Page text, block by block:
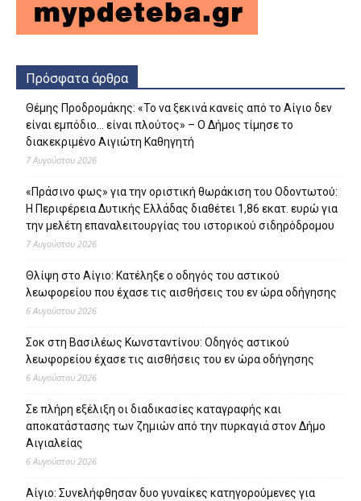
Πρόσφατα άρθρα
Θέμης Προδρομάκης: «Το να ξεκινά κανείς από το Αίγιο δεν
είναι εμπόδιο… είναι πλούτος» – O Δήμος τίμησε το
διακεκριμένο Αιγιώτη Καθηγητή
7 Αυγούστου 2026
«Πράσινο φως» για την οριστική θωράκιση του Οδοντωτού:
Η Περιφέρεια Δυτικής Ελλάδας διαθέτει 1,86 εκατ. ευρώ για
την μελέτη επαναλειτουργίας του ιστορικού σιδηρόδρομου
7 Αυγούστου 2026
Θλίψη στο Αίγιο: Κατέληξε ο οδηγός του αστικού
λεωφορείου που έχασε τις αισθήσεις του εν ώρα οδήγησης
6 Αυγούστου 2026
Σοκ στη Βασιλέως Κωνσταντίνου: Οδηγός αστικού
λεωφορείου έχασε τις αισθήσεις του εν ώρα οδήγησης
6 Αυγούστου 2026
Σε πλήρη εξέλιξη οι διαδικασίες καταγραφής και
αποκατάστασης των ζημιών από την πυρκαγιά στον Δήμο
Αιγιαλείας
6 Αυγούστου 2026
Αίγιο: Συνελήφθησαν δυο γυναίκες κατηγορούμενες για